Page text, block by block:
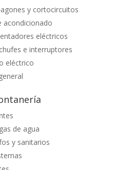
y cortocircuitos
acondicionado
eléctricos
e interruptores
eléctrico
de agua
y sanitarios